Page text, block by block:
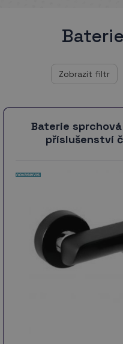
Baterie
příslušenství